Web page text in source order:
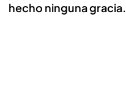
hecho ninguna gracia.